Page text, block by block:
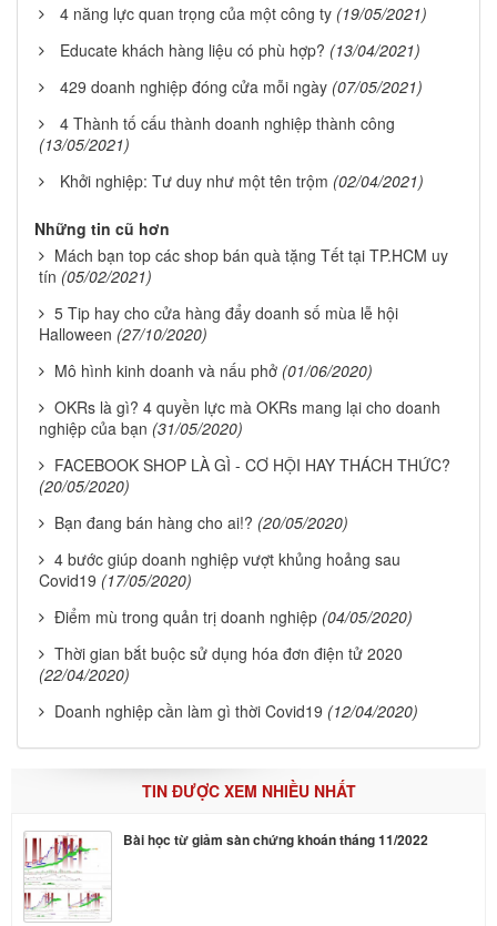
4 năng lực quan trọng của một công ty (19/05/2021)
Educate khách hàng liệu có phù hợp? (13/04/2021)
429 doanh nghiệp đóng cửa mỗi ngày (07/05/2021)
4 Thành tố cấu thành doanh nghiệp thành công
(13/05/2021)
Khởi nghiệp: Tư duy như một tên trộm (02/04/2021)
Những tin cũ hơn
Mách bạn top các shop bán quà tặng Tết tại TP.HCM uy
tín (05/02/2021)
5 Tip hay cho cửa hàng đẩy doanh số mùa lễ hội
Halloween (27/10/2020)
Mô hình kinh doanh và nấu phở (01/06/2020)
OKRs là gì? 4 quyền lực mà OKRs mang lại cho doanh
nghiệp của bạn (31/05/2020)
FACEBOOK SHOP LÀ GÌ - CƠ HỘI HAY THÁCH THỨC?
(20/05/2020)
Bạn đang bán hàng cho ai!? (20/05/2020)
4 bước giúp doanh nghiệp vượt khủng hoảng sau
Covid19 (17/05/2020)
Điểm mù trong quản trị doanh nghiệp (04/05/2020)
Thời gian bắt buộc sử dụng hóa đơn điện tử 2020
(22/04/2020)
Doanh nghiệp cần làm gì thời Covid19 (12/04/2020)
TIN ĐƯỢC XEM NHIỀU NHẤT
Bài học từ giảm sàn chứng khoán tháng 11/2022